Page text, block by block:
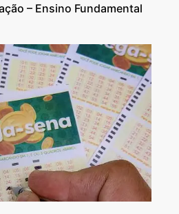
– Ensino Fundamental